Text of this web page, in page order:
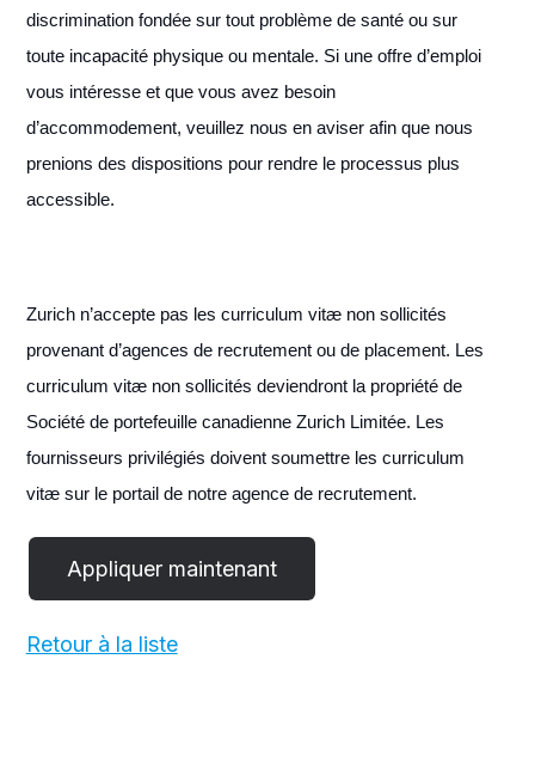
discrimination fondée sur tout problème de santé ou sur
toute incapacité physique ou mentale. Si une offre d’emploi
vous intéresse et que vous avez besoin
d’accommodement, veuillez nous en aviser afin que nous
prenions des dispositions pour rendre le processus plus
accessible.
Zurich n’accepte pas les curriculum vitæ non sollicités
provenant d’agences de recrutement ou de placement. Les
curriculum vitæ non sollicités deviendront la propriété de
Société de portefeuille canadienne Zurich Limitée. Les
fournisseurs privilégiés doivent soumettre les curriculum
vitæ sur le portail de notre agence de recrutement.
Retour à la liste